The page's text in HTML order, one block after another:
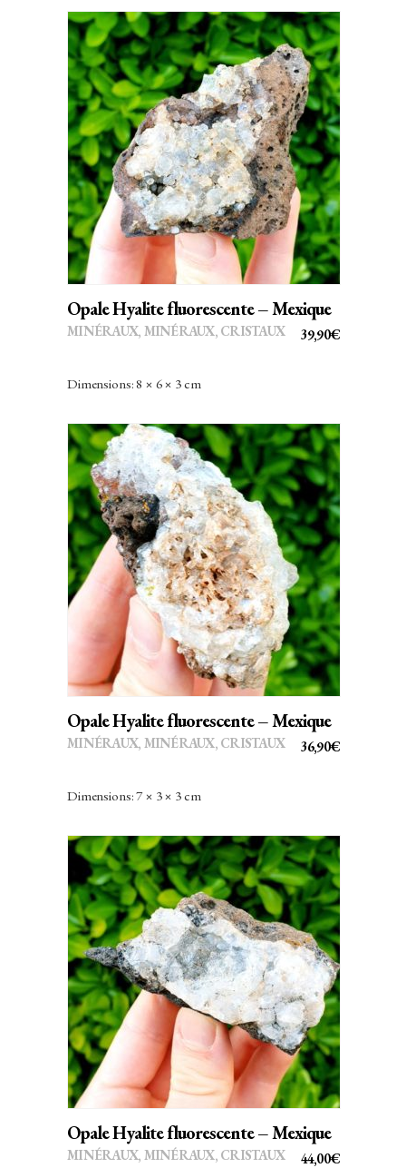
AJOUTER AU PANIER
Opale Hyalite fluorescente – Mexique
39,90€
MINÉRAUX, MINÉRAUX, CRISTAUX
Dimensions: 8 × 6 × 3 cm
AJOUTER AU PANIER
Opale Hyalite fluorescente – Mexique
36,90€
MINÉRAUX, MINÉRAUX, CRISTAUX
Dimensions: 7 × 3 × 3 cm
AJOUTER AU PANIER
Opale Hyalite fluorescente – Mexique
44,00€
MINÉRAUX, MINÉRAUX, CRISTAUX